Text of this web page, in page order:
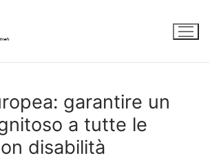
garantire un
a tutte le
disabilità